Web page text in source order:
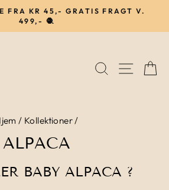
Pause
FRA KR 45,- GRATIS FRAGT V.
499,- 🧶
SØG
/ Kollektioner/
ALPACA
BABY ALPACA ?